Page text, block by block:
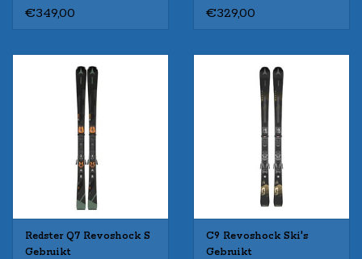
€349,00 €329,00
Redster Q7 Revoshock S
Gebruikt
C9 Revoshock Ski's
Gebruikt